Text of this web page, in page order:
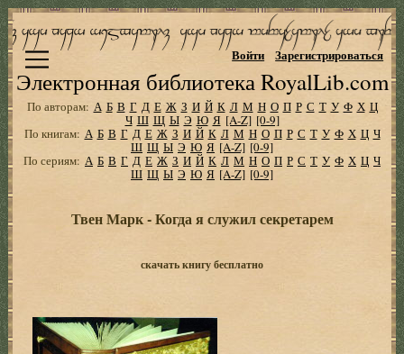
Электронная библиотека RoyalLib.com
Войти Зарегистрироваться
По авторам: А Б В Г Д Е Ж З И Й К Л М Н О П Р С Т У Ф Х Ц
Ч Ш Щ Ы Э Ю Я [A-Z] [0-9]
По книгам: А Б В Г Д Е Ж З И Й К Л М Н О П Р С Т У Ф Х Ц Ч
Ш Щ Ы Э Ю Я [A-Z] [0-9]
По сериям: А Б В Г Д Е Ж З И Й К Л М Н О П Р С Т У Ф Х Ц Ч
Ш Щ Ы Э Ю Я [A-Z] [0-9]
Твен Марк - Когда я служил секретарем
скачать книгу бесплатно